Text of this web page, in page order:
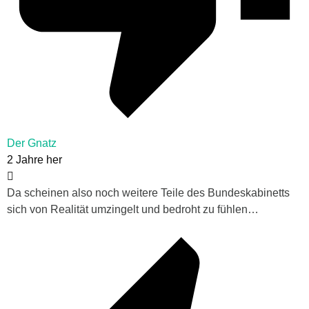
Der Gnatz
2 Jahre her
Da scheinen also noch weitere Teile des Bundeskabinetts
sich von Realität umzingelt und bedroht zu fühlen…